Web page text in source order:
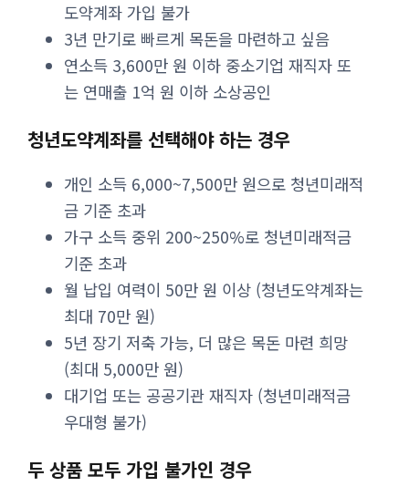
도약계좌 가입 불가
3년 만기로 빠르게 목돈을 마련하고 싶음
연소득 3,600만 원 이하 중소기업 재직자 또
는 연매출 1억 원 이하 소상공인
청년도약계좌를 선택해야 하는 경우
개인 소득 6,000~7,500만 원으로 청년미래적
금 기준 초과
가구 소득 중위 200~250%로 청년미래적금
기준 초과
월 납입 여력이 50만 원 이상 (청년도약계좌는
최대 70만 원)
5년 장기 저축 가능, 더 많은 목돈 마련 희망
(최대 5,000만 원)
대기업 또는 공공기관 재직자 (청년미래적금
우대형 불가)
두 상품 모두 가입 불가인 경우